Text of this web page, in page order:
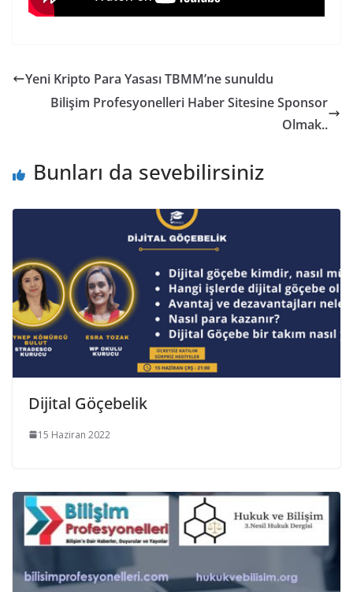
Yeni Kripto Para Yasası TBMM’ne sunuldu
Bilişim Profesyonelleri Haber Sitesine Sponsor
Olmak..
Bunları da sevebilirsiniz
Dijital Göçebelik
15 Haziran 2022